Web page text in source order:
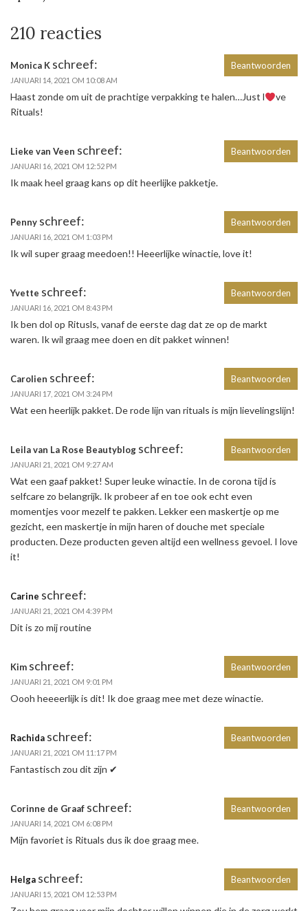
210 reacties
Monica K schreef:
JANUARI 14, 2021 OM 10:08 AM
Haast zonde om uit de prachtige verpakking te halen…Just l
ve
Rituals!
Beantwoorden
Lieke van Veen schreef:
JANUARI 16, 2021 OM 12:52 PM
Ik maak heel graag kans op dit heerlijke pakketje.
Beantwoorden
Penny schreef:
JANUARI 16, 2021 OM 1:03 PM
Ik wil super graag meedoen!! Heeerlijke winactie, love it!
Beantwoorden
Yvette schreef:
JANUARI 16, 2021 OM 8:43 PM
Ik ben dol op Ritusls, vanaf de eerste dag dat ze op de markt
waren. Ik wil graag mee doen en dit pakket winnen!
Beantwoorden
Carolien schreef:
JANUARI 17, 2021 OM 3:24 PM
Wat een heerlijk pakket. De rode lijn van rituals is mijn lievelingslijn!
Beantwoorden
Leila van La Rose Beautyblog schreef:
JANUARI 21, 2021 OM 9:27 AM
Wat een gaaf pakket! Super leuke winactie. In de corona tijd is
selfcare zo belangrijk. Ik probeer af en toe ook echt even
momentjes voor mezelf te pakken. Lekker een maskertje op me
gezicht, een maskertje in mijn haren of douche met speciale
producten. Deze producten geven altijd een wellness gevoel. I love
it!
Beantwoorden
Carine schreef:
JANUARI 21, 2021 OM 4:39 PM
Dit is zo mij routine
Kim schreef:
JANUARI 21, 2021 OM 9:01 PM
Oooh heeeerlijk is dit! Ik doe graag mee met deze winactie.
Beantwoorden
Rachida schreef:
JANUARI 21, 2021 OM 11:17 PM
Fantastisch zou dit zijn ✔
Beantwoorden
Corinne de Graaf schreef:
JANUARI 14, 2021 OM 6:08 PM
Mijn favoriet is Rituals dus ik doe graag mee.
Beantwoorden
Helga schreef:
JANUARI 15, 2021 OM 12:53 PM
Beantwoorden